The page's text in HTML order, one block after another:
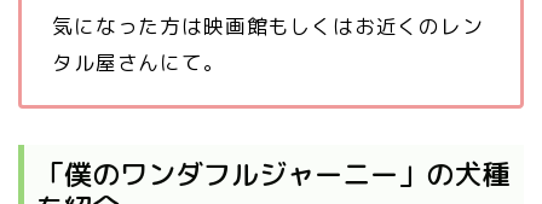
気になった方は映画館もしくはお近くのレン
タル屋さんにて。
「僕のワンダフルジャーニー」の犬種